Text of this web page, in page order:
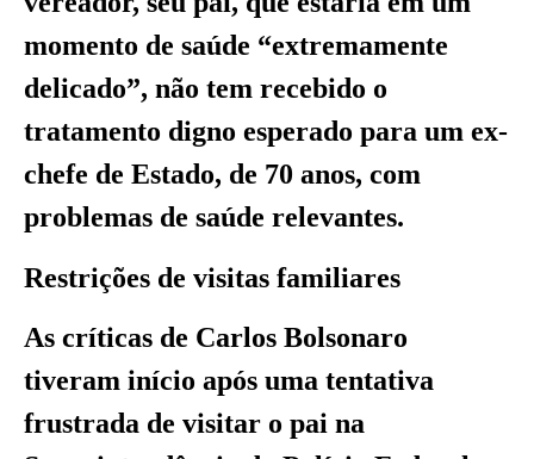
momento de saúde “extremamente
delicado”, não tem recebido o
tratamento digno esperado para um ex-
chefe de Estado, de 70 anos, com
problemas de saúde relevantes.
Restrições de visitas familiares
As críticas de Carlos Bolsonaro
tiveram início após uma tentativa
frustrada de visitar o pai na